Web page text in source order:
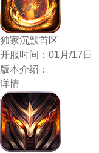
独家沉默首区
开服时间： 01月/17日
版本介绍：
详情